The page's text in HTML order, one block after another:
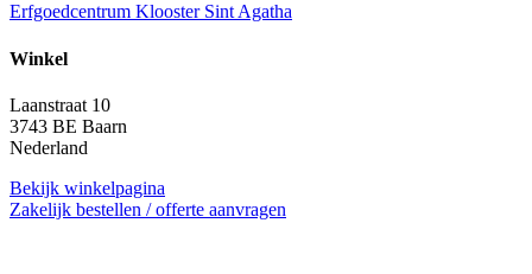
Erfgoedcentrum Klooster Sint Agatha
Winkel
Laanstraat 10
3743 BE Baarn
Nederland
Bekijk winkelpagina
Zakelijk bestellen / offerte aanvragen